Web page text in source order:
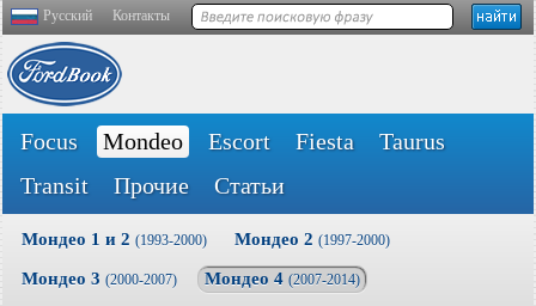
Русский Контакты
Focus Mondeo Escort Fiesta
Taurus
Transit
Прочие Статьи
Мондео 1 и 2 (1993-2000) Мондео 2 (1997-2000)
Мондео 3 (2000-2007) Мондео 4 (2007-2014)